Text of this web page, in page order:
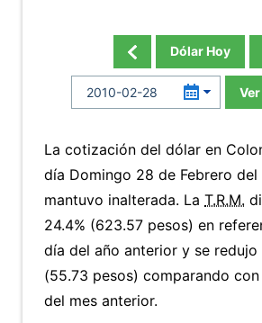
Dólar Hoy
La cotización del dólar en
día Domingo 28 de Febrero del
mantuvo inalterada. La T.R.M.
24.4% (623.57 pesos) en
día del año anterior y se redujo
(55.73 pesos) comparando
del mes anterior.